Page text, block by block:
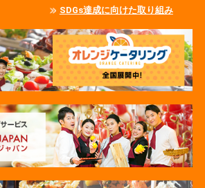
SDGs達成に向けた取り組み